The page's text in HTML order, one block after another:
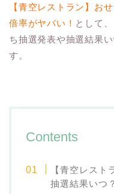
【青空レストラン】お
倍率がヤバい！ として
ち抽選発表や抽選結果
す。
Contents
【青空レス
抽選結果いつ？